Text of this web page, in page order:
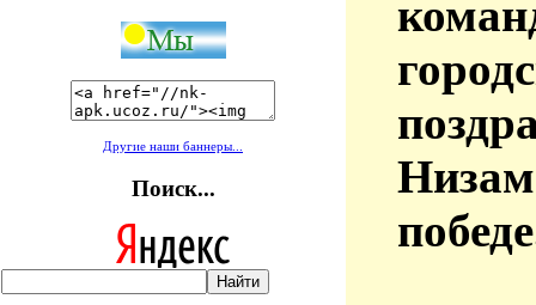
Другие наши баннеры...
Поиск...